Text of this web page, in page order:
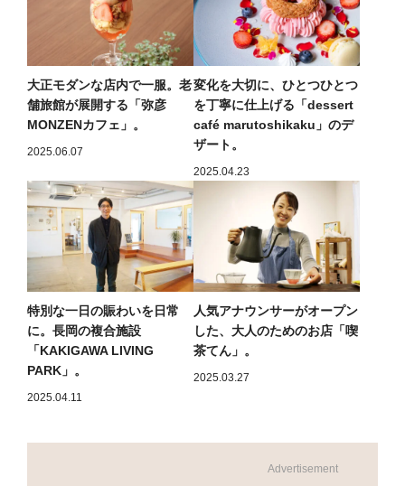
大正モダンな店内で一服。老
舗旅館が展開する「弥彦
MONZENカフェ」。
2025.06.07
変化を大切に、ひとつひとつ
を丁寧に仕上げる「dessert
café marutoshikaku」のデ
ザート。
2025.04.23
特別な一日の賑わいを日常
に。長岡の複合施設
「KAKIGAWA LIVING
PARK」。
2025.04.11
人気アナウンサーがオープン
した、大人のためのお店「喫
茶てん」。
2025.03.27
Advertisement